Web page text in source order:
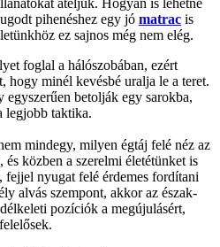
pihenéshez egy jó matrac is
ez sajnos még nem elég.
foglal a hálószobában, ezért
hogy minél kevésbé uralja le a teret.
egyszerűen betolják egy sarokba,
legjobb taktika.
mindegy, milyen égtáj felé néz az
közben a szerelmi életétünket is
fejjel nyugat felé érdemes fordítani
alvás szempont, akkor az észak-
pozíciók a megújulásért,